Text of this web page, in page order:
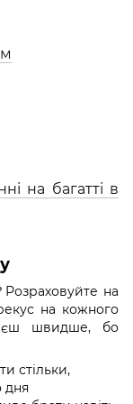
на багатті в
Розраховуйте на
на кожного
швидше, бо
стільки,
дня